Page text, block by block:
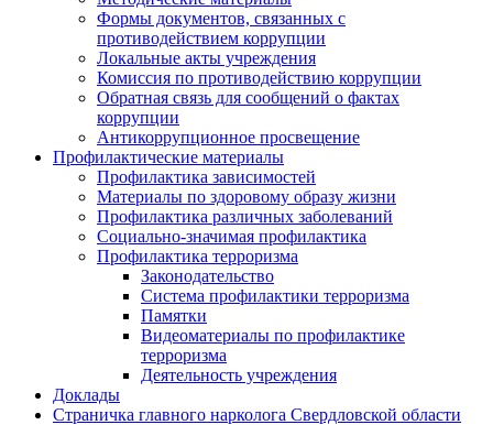
Формы документов, связанных с
противодействием коррупции
Локальные акты учреждения
Комиссия по противодействию коррупции
Обратная связь для сообщений о фактах
коррупции
Антикоррупционное просвещение
Профилактические материалы
Профилактика зависимостей
Материалы по здоровому образу жизни
Профилактика различных заболеваний
Социально-значимая профилактика
Профилактика терроризма
Законодательство
Система профилактики терроризма
Памятки
Видеоматериалы по профилактике
терроризма
Деятельность учреждения
Доклады
Страничка главного нарколога Свердловской области